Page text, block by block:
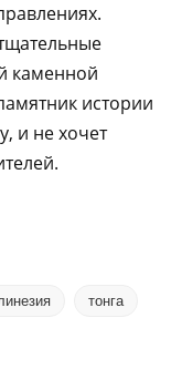
каменной
истории
и не хочет
тонга